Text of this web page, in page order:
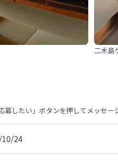
二木島
したい」ボタンを押してメッセー
24